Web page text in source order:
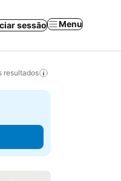
sessão Menu
resultados